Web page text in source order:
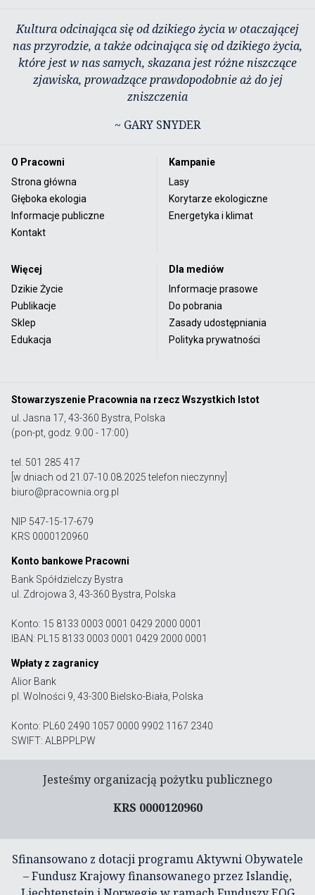
Kultura odcinająca się od dzikiego życia w otaczającej
nas przyrodzie, a także odcinająca się od dzikiego życia,
które jest w nas samych, skazana jest różne niszczące
zjawiska, prowadzące prawdopodobnie aż do jej
zniszczenia
~ GARY SNYDER
O Pracowni
Strona główna
Głęboka ekologia
Informacje publiczne
Kontakt
Kampanie
Lasy
Korytarze ekologiczne
Energetyka i klimat
Więcej
Dzikie Życie
Publikacje
Sklep
Edukacja
Dla mediów
Informacje prasowe
Do pobrania
Zasady udostępniania
Polityka prywatności
Stowarzyszenie Pracownia na rzecz Wszystkich Istot
ul. Jasna 17, 43-360 Bystra, Polska
(pon-pt, godz. 9:00 - 17:00)
tel. 501 285 417
[w dniach od 21.07-10.08.2025 telefon nieczynny]
biuro@pracownia.org.pl
NIP 547-15-17-679
KRS 0000120960
Konto bankowe Pracowni
Bank Spółdzielczy Bystra
ul. Zdrojowa 3, 43-360 Bystra, Polska
Konto: 15 8133 0003 0001 0429 2000 0001
IBAN: PL15 8133 0003 0001 0429 2000 0001
Wpłaty z zagranicy
Alior Bank
pl. Wolności 9, 43-300 Bielsko-Biała, Polska
Konto: PL60 2490 1057 0000 9902 1167 2340
SWIFT: ALBPPLPW
Jesteśmy organizacją pożytku publicznego
KRS 0000120960
Sfinansowano z dotacji programu Aktywni Obywatele
– Fundusz Krajowy finansowanego przez Islandię,